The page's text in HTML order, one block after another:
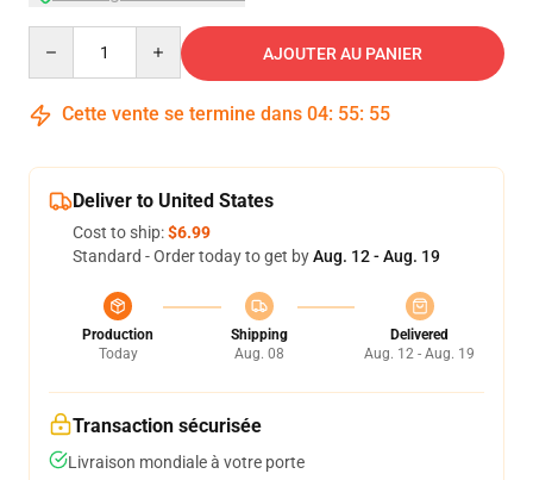
AJOUTER AU PANIER
Cette vente se termine dans 04: 55: 55
Deliver to United States
Cost to ship:$6.99
Standard - Order today to get byAug. 12 - Aug. 19
Production
Today
Shipping
Aug. 08
Delivered
Aug. 12 - Aug. 19
Transaction sécurisée
Livraison mondiale à votre porte